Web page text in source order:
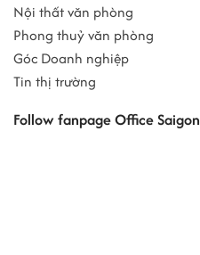
Nội thất văn phòng
Phong thuỷ văn phòng
Góc Doanh nghiệp
Tin thị trường
Follow fanpage Office Saigon